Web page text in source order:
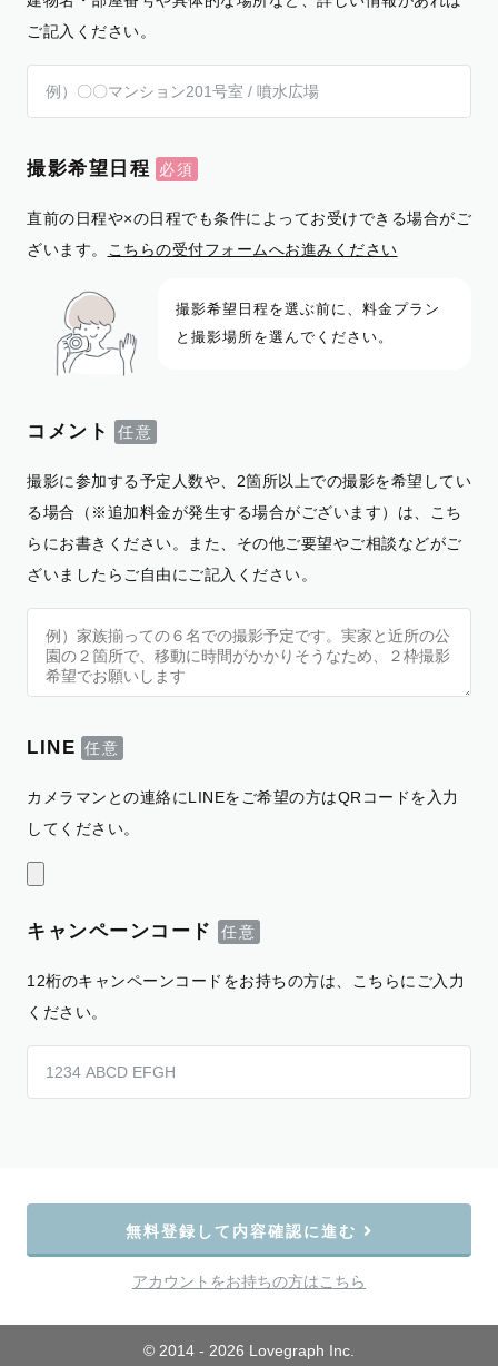
ご記入ください。
撮影希望日程
直前の日程や×の日程でも条件によってお受けできる場合がご
ざいます。
こちらの受付フォームへお進みください
撮影希望日程を選ぶ前に、料金プラン
と撮影場所を選んでください。
コメント
撮影に参加する予定人数や、2箇所以上での撮影を希望してい
る場合（※追加料金が発生する場合がございます）は、こち
らにお書きください。また、その他ご要望やご相談などがご
ざいましたらご自由にご記入ください。
LINE
カメラマンとの連絡にLINEをご希望の方はQRコードを入力
してください。
キャンペーンコード
12桁のキャンペーンコードをお持ちの方は、こちらにご入力
ください。
無料登録して内容確認に進む
アカウントをお持ちの方はこちら
© 2014 - 2026 Lovegraph Inc.